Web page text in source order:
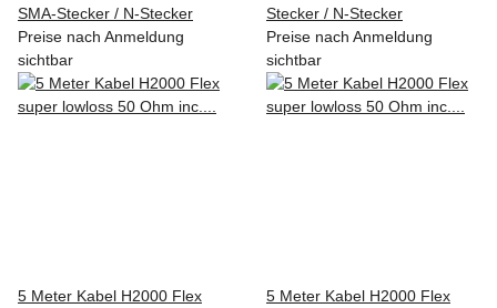
SMA-Stecker / N-Stecker
Preise nach Anmeldung
sichtbar
Stecker / N-Stecker
Preise nach Anmeldung
sichtbar
5 Meter Kabel H2000 Flex
5 Meter Kabel H2000 Flex